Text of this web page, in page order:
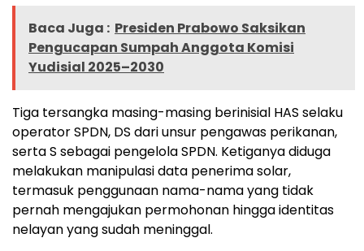
Baca Juga : Presiden Prabowo Saksikan
Pengucapan Sumpah Anggota Komisi
Yudisial 2025–2030
Tiga tersangka masing-masing berinisial HAS selaku
operator SPDN, DS dari unsur pengawas perikanan,
serta S sebagai pengelola SPDN. Ketiganya diduga
melakukan manipulasi data penerima solar,
termasuk penggunaan nama-nama yang tidak
pernah mengajukan permohonan hingga identitas
nelayan yang sudah meninggal.